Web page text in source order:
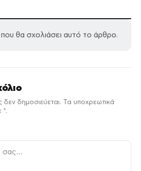
θα σχολιάσει αυτό το άρθρο.
δημοσιεύεται. Τα υποχρεωτικά
*.